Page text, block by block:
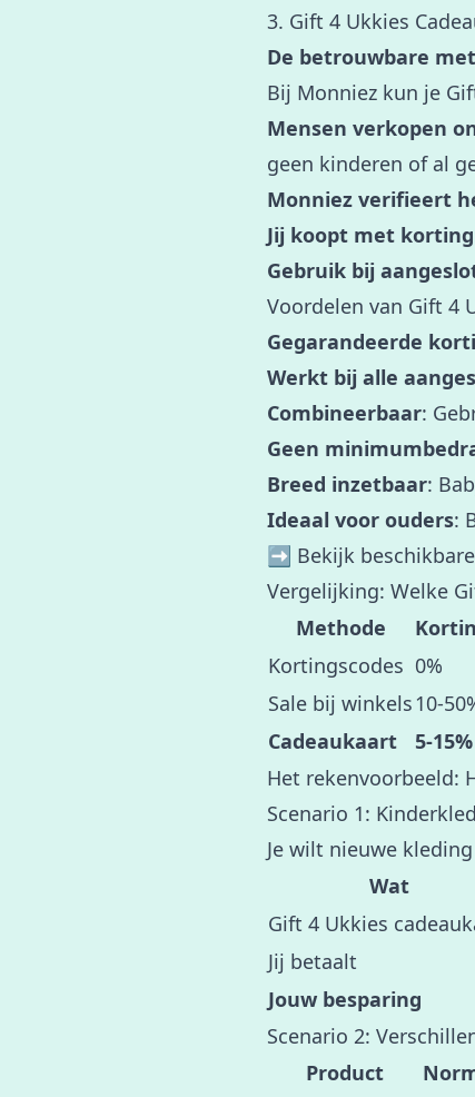
3. Gift 4 Ukkies
De betrouwbare
Bij Monniez kun je
Mensen verkopen
geen kinderen of al
Monniez verifieert
Jij koopt met korting
Gebruik bij
Voordelen van Gift 4
Gegarandeerde
Werkt bij alle
Combineerbaar:
Geen
Breed inzetbaar:
Ideaal voor ouders:
➡️ Bekijk
Vergelijking: Welke
Methode
Kortingscodes 0%
Sale bij winkels 10-
Cadeaukaart
5-15%
Het rekenvoorbeeld:
Scenario 1:
Je wilt nieuwe
Wat
Gift 4 Ukkies
Jij betaalt
Jouw besparing
Scenario 2:
Product